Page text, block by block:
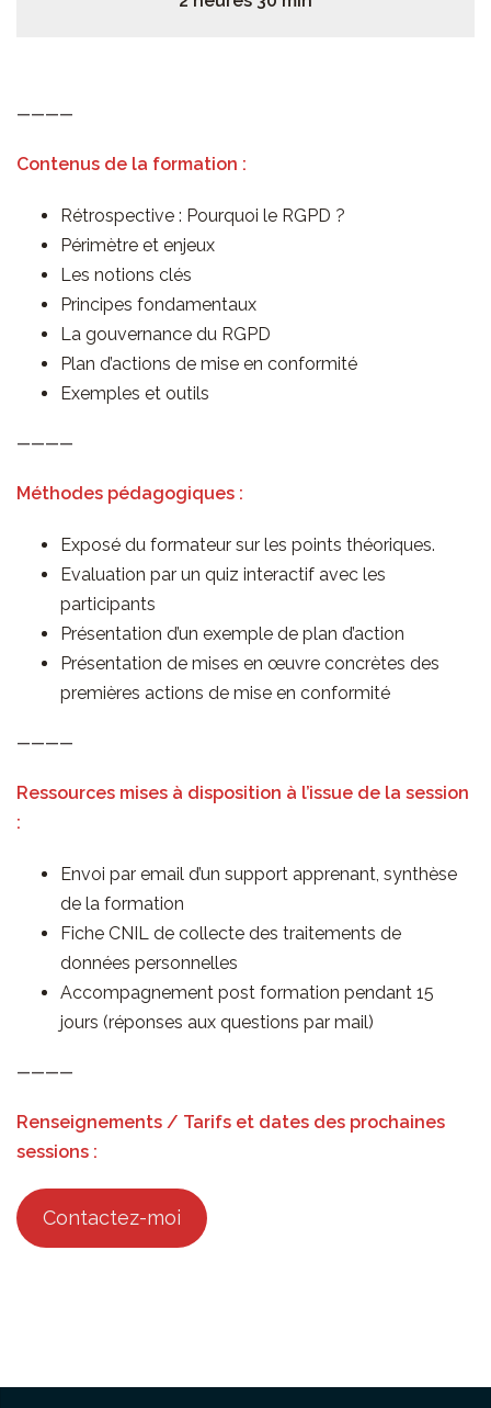
————
Contenus de la formation :
Rétrospective : Pourquoi le RGPD ?
Périmètre et enjeux
Les notions clés
Principes fondamentaux
La gouvernance du RGPD
Plan d’actions de mise en conformité
Exemples et outils
————
Méthodes pédagogiques :
Exposé du formateur sur les points théoriques.
Evaluation par un quiz interactif avec les
participants
Présentation d’un exemple de plan d’action
Présentation de mises en œuvre concrètes des
premières actions de mise en conformité
————
Ressources mises à disposition à l’issue de la session
:
Envoi par email d’un support apprenant, synthèse
de la formation
Fiche CNIL de collecte des traitements de
données personnelles
Accompagnement post formation pendant 15
jours (réponses aux questions par mail)
————
Renseignements / Tarifs et dates des prochaines
sessions :
Contactez-moi